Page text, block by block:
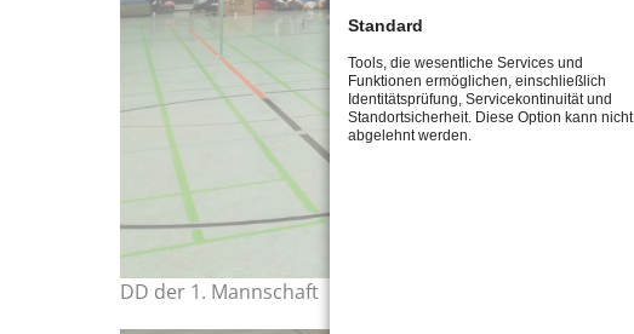
DD der 1. Mannschaft
Standard
Tools, die wesentliche Services und
Funktionen ermöglichen, einschließlich
Identitätsprüfung, Servicekontinuität und
Standortsicherheit. Diese Option kann nicht
abgelehnt werden.